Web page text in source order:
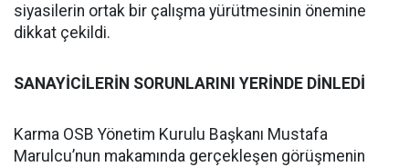
siyasilerin ortak bir çalışma yürütmesinin önemine
dikkat çekildi.
SANAYİCİLERİN SORUNLARINI YERİNDE DİNLEDİ
Karma OSB Yönetim Kurulu Başkanı Mustafa
Marulcu’nun makamında gerçekleşen görüşmenin